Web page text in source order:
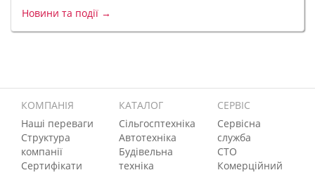
Новини та події →
КОМПАНІЯ
Наші переваги
Структура
компанії
Сертифікати
КАТАЛОГ
Сільгосптехніка
Автотехніка
Будівельна
техніка
СЕРВІС
Сервісна
служба
СТО
Комерційний